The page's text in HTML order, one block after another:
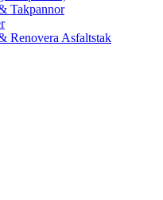
Takpannor
Renovera Asfaltstak